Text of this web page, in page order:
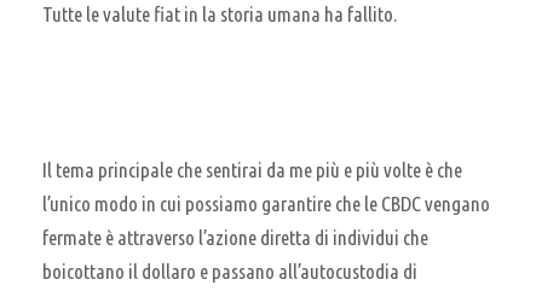
Tutte le valute fiat in la storia umana ha fallito.
Il tema principale che sentirai da me più e più volte è che
l’unico modo in cui possiamo garantire che le CBDC vengano
fermate è attraverso l’azione diretta di individui che
boicottano il dollaro e passano all’autocustodia di